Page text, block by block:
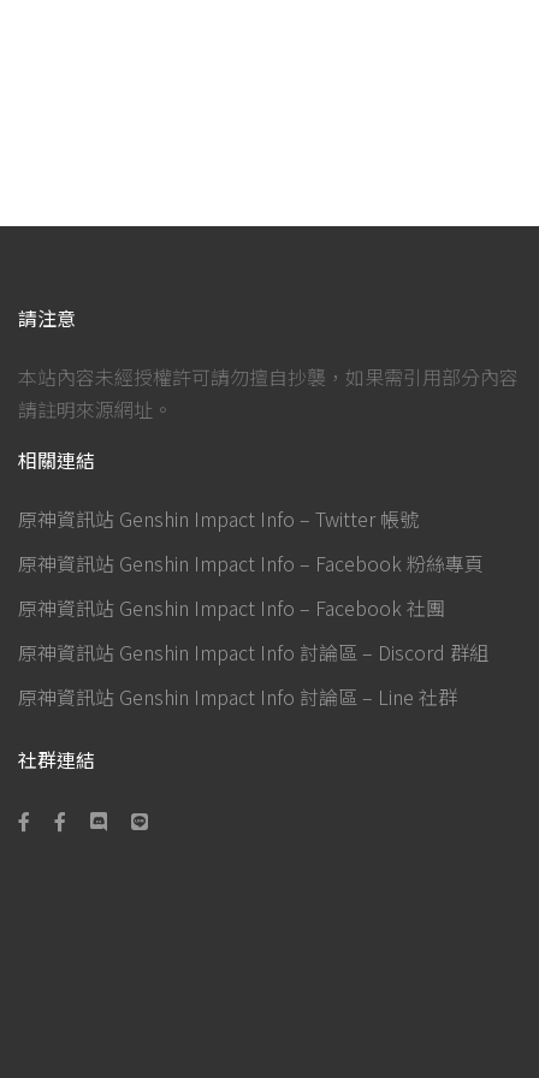
請注意
本站內容未經授權許可請勿擅自抄襲，如果需引用部分內容
請註明來源網址。
相關連結
原神資訊站 Genshin Impact Info – Twitter 帳號
原神資訊站 Genshin Impact Info – Facebook 粉絲專頁
原神資訊站 Genshin Impact Info – Facebook 社團
原神資訊站 Genshin Impact Info 討論區 – Discord 群組
原神資訊站 Genshin Impact Info 討論區 – Line 社群
社群連結